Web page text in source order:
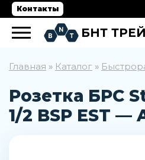
Контакты
БНТ
Главная » Каталог »
Розетка БРС
1/2 BSP EST —